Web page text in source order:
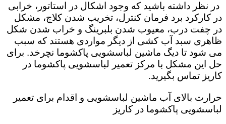
در نظر داشته باشید که وجود اشکال در استاتور، خرابی
در کارکرد برد فرمان کنترل، تخریب شدن کلاچ، مشکل
در چفت درب، معیوب شدن بلبرینگ و خراب شدن شکل
ظاهری سبد آب کشی از دیگر مواردی هستند که سبب
می شود تا دیگ ماشین لباسشویی پاکشوما نچرخد. برای
حل این مشکل با مرکز تعمیر لباسشویی پاکشوما در
کاریز تماس بگیرید.
حرارت بالای آب ماشین لباسشویی و اقدام برای تعمیر
لباسشویی پاکشوما در کاریز